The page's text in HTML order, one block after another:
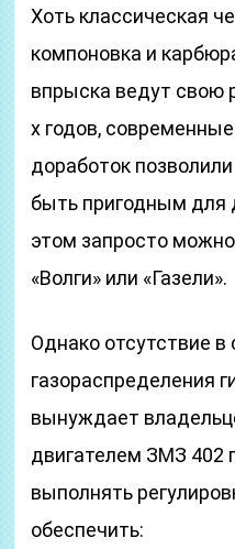
Хоть классическая
компоновка и
впрыска ведут свою
х годов,
доработок
быть пригодным для
этом запросто
«Волги» или «Газели».
Однако отсутствие в
газораспределения
вынуждает
двигателем ЗМЗ 402
выполнять
обеспечить: